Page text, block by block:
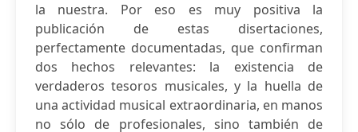
la nuestra. Por eso es muy positiva la
publicación de estas disertaciones,
perfectamente documentadas, que confirman
dos hechos relevantes: la existencia de
verdaderos tesoros musicales, y la huella de
una actividad musical extraordinaria, en manos
no sólo de profesionales, sino también de